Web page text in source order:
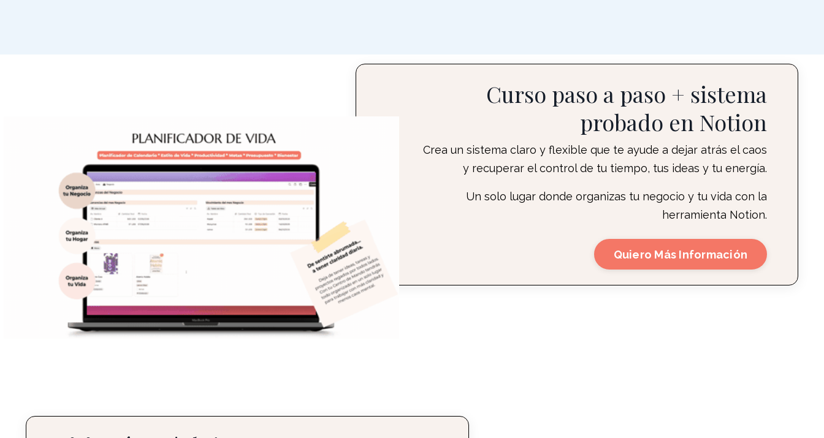
Curso paso a paso + sistema
probado en Notion
Crea un sistema claro y flexible que te ayude a dejar atrás el caos
y recuperar el control de tu tiempo, tus ideas y tu energía.
Un solo lugar donde organizas tu negocio y tu vida con la
herramienta Notion.
Quiero Más Información